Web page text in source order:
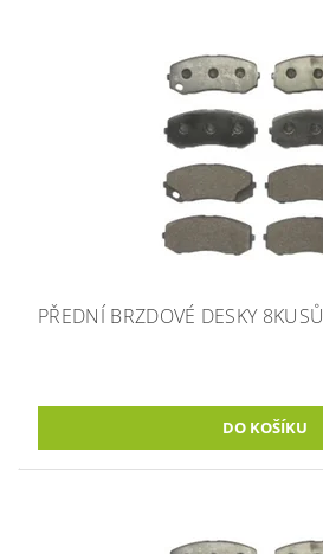
PŘEDNÍ BRZDOVÉ DESKY 8KUSŮ